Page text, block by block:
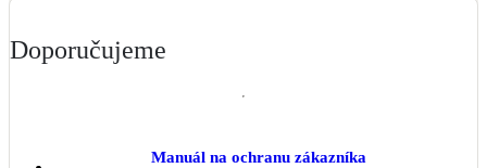
Doporučujeme
Manuál na ochranu zákazníka